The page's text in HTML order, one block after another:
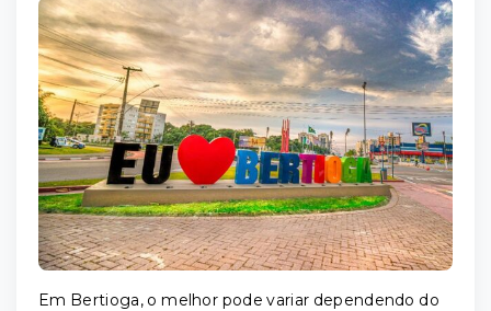
Em Bertioga, o melhor pode variar dependendo do